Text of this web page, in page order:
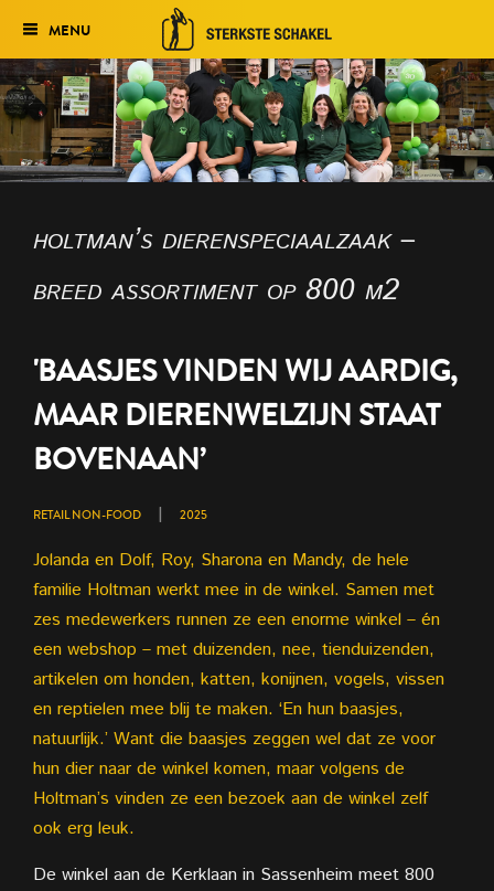
Verkiezing
Het traject
Genomineerden 2027
Uitslag 2026
MENU
holtman’s dierenspeciaalzaak –
breed assortiment op 800 m2
'BAASJES VINDEN WIJ AARDIG,
MAAR DIERENWELZIJN STAAT
BOVENAAN’
RETAIL NON-FOOD | 2025
Jolanda en Dolf, Roy, Sharona en Mandy, de hele
familie Holtman werkt mee in de winkel. Samen met
zes medewerkers runnen ze een enorme winkel – én
een webshop – met duizenden, nee, tienduizenden,
artikelen om honden, katten, konijnen, vogels, vissen
en reptielen mee blij te maken. ‘En hun baasjes,
natuurlijk.’ Want die baasjes zeggen wel dat ze voor
hun dier naar de winkel komen, maar volgens de
Holtman’s vinden ze een bezoek aan de winkel zelf
ook erg leuk.
De winkel aan de Kerklaan in Sassenheim meet 800